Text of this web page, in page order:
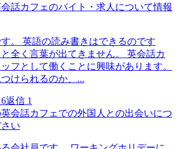
話カフェのバイト・求人について情報
。 英語の読み書きはできるのです
全く言葉が出てきません。 英会話カ
フとして働くことに興味があります。
けられるのか、...
返信 1
会話カフェでの外国人との出会いにつ
い